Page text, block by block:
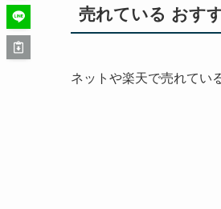
売れている おす
ネットや楽天で売れてい